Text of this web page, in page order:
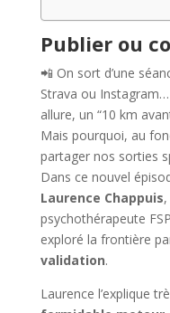
Publier ou
📲 On sort d’une
Strava ou
allure, un “10 km
Mais pourquoi, au
partager nos sorties
Dans ce nouvel
Laurence Chappuis
psychothérapeute
exploré la frontière
validation.
Laurence l’explique